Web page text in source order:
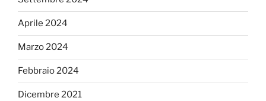
Aprile 2024
Marzo 2024
Febbraio 2024
Dicembre 2021